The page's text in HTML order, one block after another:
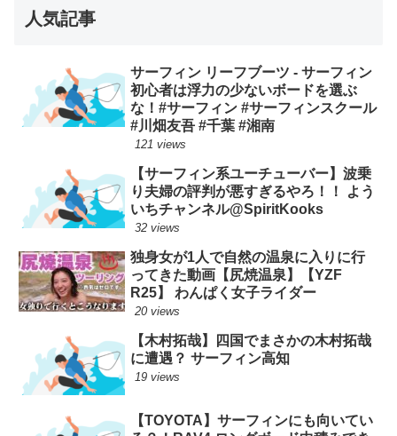
人気記事
サーフィン リーフブーツ - サーフィン
初心者は浮力の少ないボードを選ぶ
な！#サーフィン #サーフィンスクール
#川畑友吾 #千葉 #湘南
121 views
【サーフィン系ユーチューバー】波乗
り夫婦の評判が悪すぎるやろ！！ よう
いちチャンネル@SpiritKooks
32 views
独身女が1人で自然の温泉に入りに行
ってきた動画【尻焼温泉】【YZF
R25】 わんぱく女子ライダー
20 views
【木村拓哉】四国でまさかの木村拓哉
に遭遇？ サーフィン高知
19 views
【TOYOTA】サーフィンにも向いてい